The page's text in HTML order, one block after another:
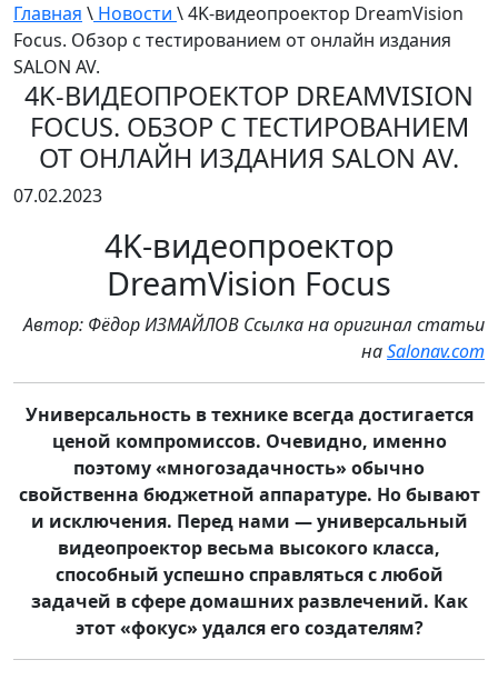
Главная \ Новости \ 4K-видеопроектор DreamVision
Focus. Обзор с тестированием от онлайн издания
SALON AV.
4K-ВИДЕОПРОЕКТОР DREAMVISION
FOCUS. ОБЗОР С ТЕСТИРОВАНИЕМ
ОТ ОНЛАЙН ИЗДАНИЯ SALON AV.
07.02.2023
4K-видеопроектор
DreamVision Focus
Автор: Фёдор ИЗМАЙЛОВ Ссылка на оригинал статьи
наSalonav.com
Универсальность в технике всегда достигается
ценой компромиссов. Очевидно, именно
поэтому «многозадачность» обычно
свойственна бюджетной аппаратуре. Но бывают
и исключения. Перед нами — универсальный
видеопроектор весьма высокого класса,
способный успешно справляться с любой
задачей в сфере домашних развлечений. Как
этот «фокус» удался его создателям?